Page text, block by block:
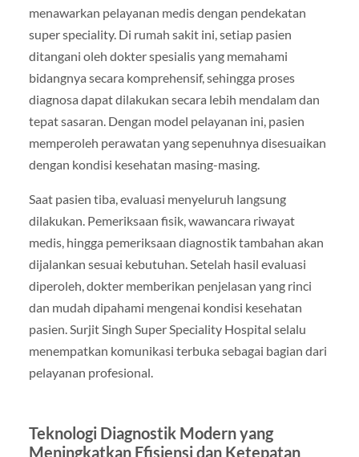
menawarkan pelayanan medis dengan pendekatan
super speciality. Di rumah sakit ini, setiap pasien
ditangani oleh dokter spesialis yang memahami
bidangnya secara komprehensif, sehingga proses
diagnosa dapat dilakukan secara lebih mendalam dan
tepat sasaran. Dengan model pelayanan ini, pasien
memperoleh perawatan yang sepenuhnya disesuaikan
dengan kondisi kesehatan masing-masing.
Saat pasien tiba, evaluasi menyeluruh langsung
dilakukan. Pemeriksaan fisik, wawancara riwayat
medis, hingga pemeriksaan diagnostik tambahan akan
dijalankan sesuai kebutuhan. Setelah hasil evaluasi
diperoleh, dokter memberikan penjelasan yang rinci
dan mudah dipahami mengenai kondisi kesehatan
pasien. Surjit Singh Super Speciality Hospital selalu
menempatkan komunikasi terbuka sebagai bagian dari
pelayanan profesional.
Teknologi Diagnostik Modern yang
Meningkatkan Efisiensi dan Ketepatan